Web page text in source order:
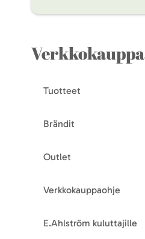
Verkkokauppa
Tuotteet
Brändit
Outlet
Verkkokauppaohje
E.Ahlström kuluttajille